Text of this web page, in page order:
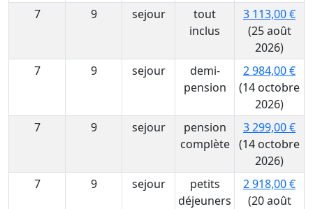
7
9 sejour
tout
inclus
3 113,00 €
(25 août
2026)
7
9 sejour
demi-
pension
2 984,00 €
(14 octobre
2026)
7
9 sejour
pension
complète
3 299,00 €
(14 octobre
2026)
7
9 sejour
petits
déjeuners
2 918,00 €
(20 août